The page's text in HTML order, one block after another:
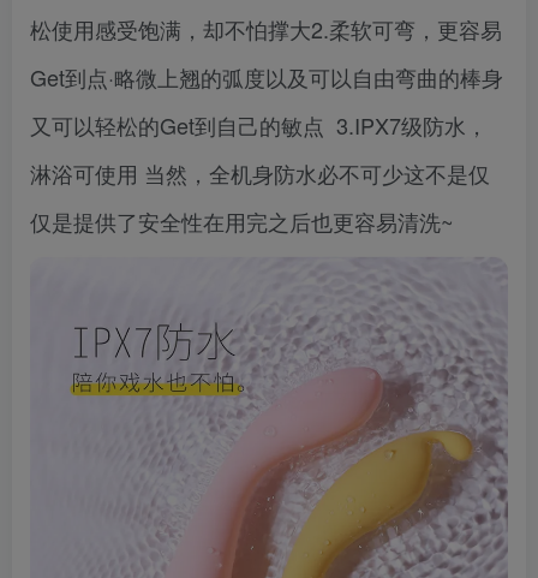
松使用感受饱满，却不怕撑大2.柔软可弯，更容易
Get到点·略微上翘的弧度以及可以自由弯曲的棒身
又可以轻松的Get到自己的敏点 3.IPX7级防水，
淋浴可使用 当然，全机身防水必不可少这不是仅
仅是提供了安全性在用完之后也更容易清洗~